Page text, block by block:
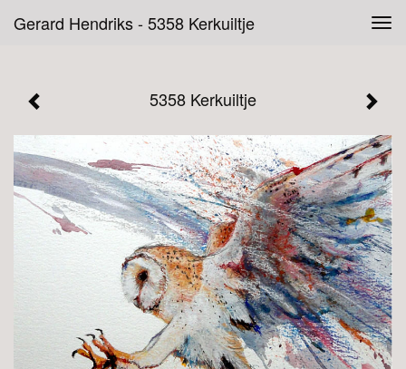
Gerard Hendriks - 5358 Kerkuiltje
5358 Kerkuiltje